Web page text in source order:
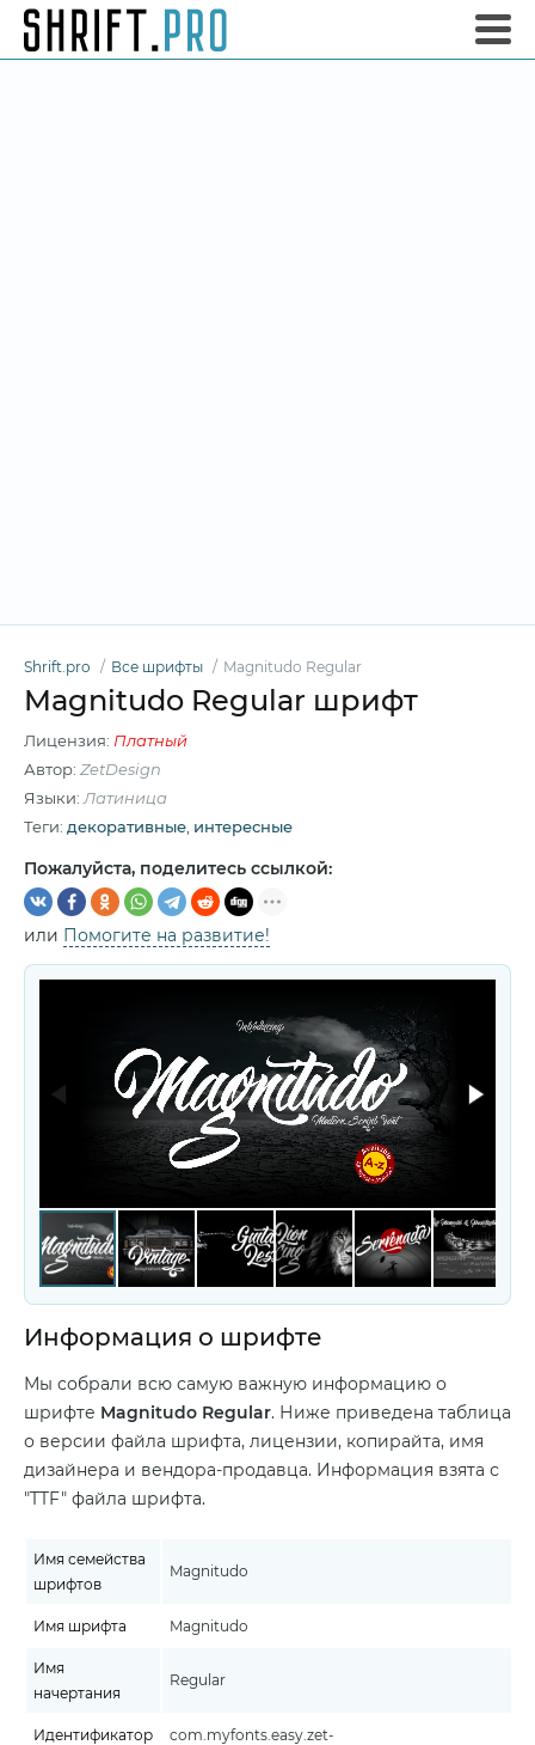
Shrift.pro Все шрифты Magnitudo Regular
Magnitudo Regular шрифт
Лицензия: Платный
Автор: ZetDesign
Языки: Латиница
Теги: декоративные интересные
Пожалуйста, поделитесь ссылкой:
или Помогите на развитие!
Информация о шрифте
Мы собрали всю самую важную информацию о
шрифте Magnitudo Regular. Ниже приведена таблица
о версии файла шрифта, лицензии, копирайта, имя
дизайнера и вендора-продавца. Информация взята с
"TTF" файла шрифта.
Имя семейства
шрифтов
Magnitudo
Имя шрифта Magnitudo
Имя
начертания
Regular
Идентификатор
com.myfonts.easy.zet-